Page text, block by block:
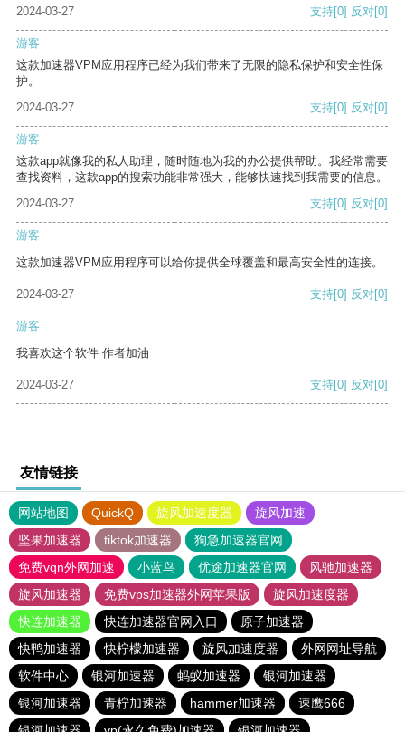
2024-03-27
支持[0] 反对[0]
游客
这款加速器VPM应用程序已经为我们带来了无限的隐私保护和安全性保
护。
2024-03-27
支持[0] 反对[0]
游客
这款app就像我的私人助理，随时随地为我的办公提供帮助。我经常需要
查找资料，这款app的搜索功能非常强大，能够快速找到我需要的信息。
2024-03-27
支持[0] 反对[0]
游客
这款加速器VPM应用程序可以给你提供全球覆盖和最高安全性的连接。
2024-03-27 支持[0] 反对[0]
游客
我喜欢这个软件 作者加油
2024-03-27 支持[0] 反对[0]
友情链接
网站地图 QuickQ 旋风加速度器
旋风加速
坚果加速器
tiktok加速器
狗急加速器官网
免费vqn外网加速
小蓝鸟 优途加速器官网
风驰加速器
旋风加速器
免费vps加速器外网苹果版
旋风加速度器
快连加速器
快连加速器官网入口
原子加速器
快鸭加速器
快柠檬加速器 旋风加速度器
外网网址导航
软件中心
银河加速器 蚂蚁加速器
银河加速器
银河加速器
青柠加速器 hammer加速器
速鹰666